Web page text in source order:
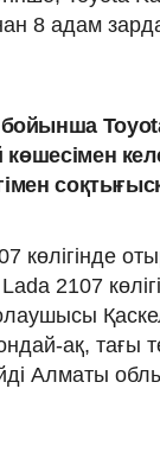
8 адам
Toyota
көшесімен
көлігінде
2107
ақ, тағы
Алматы